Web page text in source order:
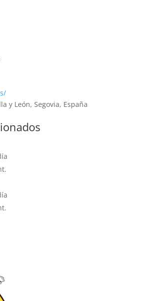
y León, Segovia, España